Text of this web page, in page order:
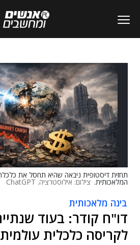
המלאכותית. צילום: אילוסטרציה. ChatGPT
בינה מלאכותית
לקריסה כלכלית עולמית